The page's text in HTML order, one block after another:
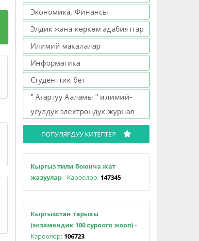
Экономика, Финансы
Элдик жана көркөм адабияттар
Илимий макалалар
Информатика
Студенттик бет
" Агартуу Ааламы " илимий-
усулдук электрондук журнал
ПОПУЛЯРДУУ КИТЕПТЕР
Кыргыз тили боюнча жат
жазуулар- Кароолор: 147345
Кыргызстан тарыхы
(экзамендик 100 суроого жооп) -
Кароолор: 106723